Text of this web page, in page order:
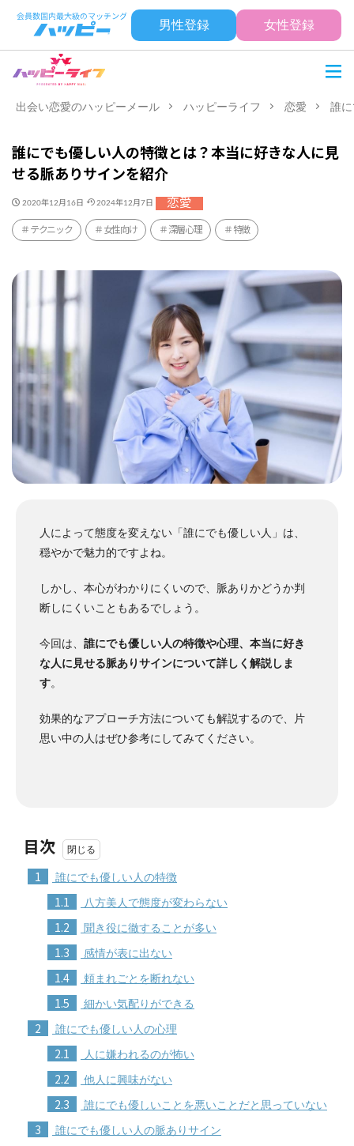
男性登録 女性登録
出会い恋愛のハッピーメール ハッピーライフ 恋愛 誰
誰にでも優しい人の特徴とは？本当に好きな人に見
せる脈ありサインを紹介
2020年12月16日 2024年12月7日 恋愛
テクニック 女性向け 深層心理 特徴
人によって態度を変えない「誰にでも優しい人」は、
穏やかで魅力的ですよね。
しかし、本心がわかりにくいので、脈ありかどうか判
断しにくいこともあるでしょう。
今回は、 誰にでも優しい人の特徴や心理、本当に好き
な人に見せる脈ありサインについて詳しく解説しま
す。
効果的なアプローチ方法についても解説するので、片
思い中の人はぜひ参考にしてみてください。
目次
1 誰にでも優しい人の特徴
1.1 八方美人で態度が変わらない
1.2 聞き役に徹することが多い
1.3 感情が表に出ない
1.4 頼まれごとを断れない
1.5 細かい気配りができる
2 誰にでも優しい人の心理
2.1 人に嫌われるのが怖い
2.2 他人に興味がない
2.3 誰にでも優しいことを悪いことだと思っていない
3 誰にでも優しい人の脈ありサイン